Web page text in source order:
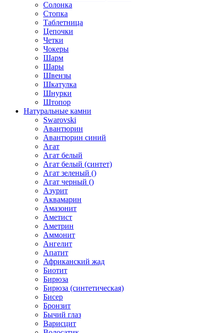
Солонка
Стопка
Таблетница
Цепочки
Четки
Чокеры
Шарм
Шары
Швензы
Шкатулка
Шнурки
Штопор
Натуральные камни
Swarovski
Авантюрин
Авантюрин синий
Агат
Агат белый
Агат белый (синтет)
Агат зеленый ()
Агат черный ()
Азурит
Аквамарин
Амазонит
Аметист
Аметрин
Аммонит
Ангелит
Апатит
Африканский жад
Биотит
Бирюза
Бирюза (синтетическая)
Бисер
Бронзит
Бычий глаз
Варисцит